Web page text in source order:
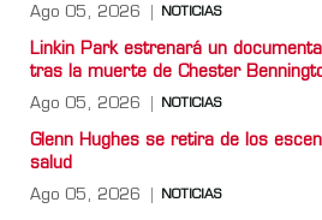
Ago 05, 2026 NOTICIAS
Linkin Park estrenará un
tras la muerte de Chester
Ago 05, 2026 NOTICIAS
Glenn Hughes se retira de los
salud
Ago 05, 2026 NOTICIAS